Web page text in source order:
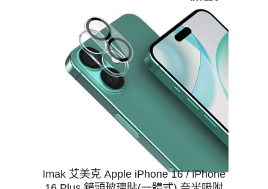
Imak 艾美克 Apple iPhone 16 / iPhone